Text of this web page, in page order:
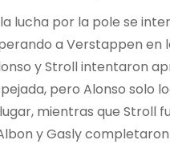
la lucha por la pole se
a Verstappen en
y Stroll intentaron
pero Alonso solo
mientras que Stroll
y Gasly completaron